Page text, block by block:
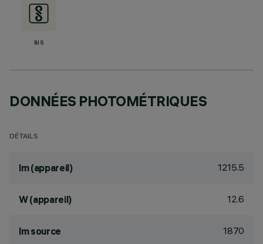
BIS
DONNÉES PHOTOMÉTRIQUES
DÉTAILS
lm (appareil) 1215.5
W (appareil) 12.6
lm source 1870